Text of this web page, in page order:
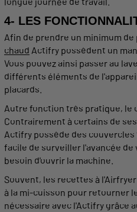
4- LES
Afin de prendre un minimum de
chaud Actifry possèdent un
Vous pouvez ainsi passer au
différents éléments de
placards.
Autre fonction très pratique, le
Contrairement à certains de
Actifry possède des couvercles
facile de surveiller l'avancée de
besoin d'ouvrir la machine.
Souvent, les recettes à
à la mi-cuisson pour retourner
nécessaire avec l'Actifry grâce